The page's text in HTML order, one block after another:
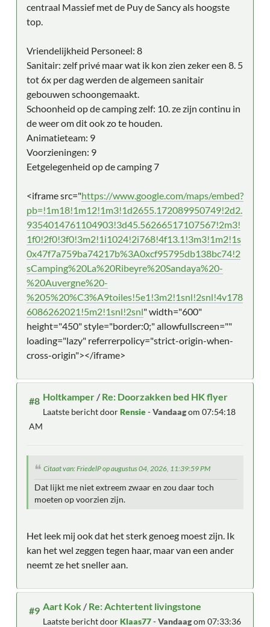
centraal Massief met de Puy de Sancy als hoogste
top.
Vriendelijkheid Personeel: 8
Sanitair: zelf privé maar wat ik kon zien zeker een 8. 5
tot 6x per dag werden de algemeen sanitair
gebouwen schoongemaakt.
Schoonheid op de camping zelf: 10. ze zijn continu in
de weer om dit ook zo te houden.
Animatieteam: 9
Voorzieningen: 9
Eetgelegenheid op de camping 7
<iframe src="https://www.google.com/maps/embed?
pb=!1m18!1m12!1m3!1d2655.172089950749!2d2.
9354014761104903!3d45.56266517107567!2m3!
1f0!2f0!3f0!3m2!1i1024!2i768!4f13.1!3m3!1m2!1s
0x47f7a759ba74217b%3A0xcf95795db138bc74!2
sCamping%20La%20Ribeyre%20Sandaya%20-
%20Auvergne%20-
%205%20%C3%A9toiles!5e1!3m2!1snl!2snl!4v178
6086262021!5m2!1snl!2snl" width="600"
height="450" style="border:0;" allowfullscreen=""
loading="lazy" referrerpolicy="strict-origin-when-
cross-origin"></iframe>
#8 Holtkamper /Re: Doorzakken bed HK flyer
Laatste bericht doorRensie-Vandaagom 07:54:18
AM
Citaat van: FriedelP op augustus 04, 2026, 11:39:59 PM
Dat lijkt me niet extreem zwaar en zou daar toch
moeten op voorzien zijn.
Het leek mij ook dat het sterk genoeg moest zijn. Ik
kan het wel zeggen tegen haar, maar van een ander
neemt ze het sneller aan.
#9 Aart Kok /Re: Achtertent livingstone
Laatste bericht doorKlaas77-Vandaagom 07:33:36